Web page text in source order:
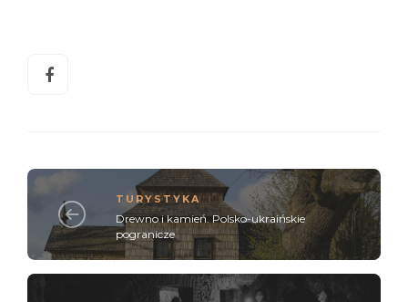
TURYSTYKA
Drewno i kamień. Polsko-ukraińskie
pogranicze